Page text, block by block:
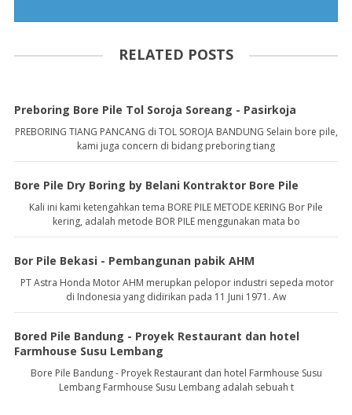
RELATED POSTS
Preboring Bore Pile Tol Soroja Soreang - Pasirkoja
PREBORING TIANG PANCANG di TOL SOROJA BANDUNG Selain bore pile,
kami juga concern di bidang preboring tiang
Bore Pile Dry Boring by Belani Kontraktor Bore Pile
Kali ini kami ketengahkan tema BORE PILE METODE KERING Bor Pile
kering, adalah metode BOR PILE menggunakan mata bo
Bor Pile Bekasi - Pembangunan pabik AHM
PT Astra Honda Motor AHM merupkan pelopor industri sepeda motor
di Indonesia yang didirikan pada 11 Juni 1971. Aw
Bored Pile Bandung - Proyek Restaurant dan hotel
Farmhouse Susu Lembang
Bore Pile Bandung - Proyek Restaurant dan hotel Farmhouse Susu
Lembang Farmhouse Susu Lembang adalah sebuah t